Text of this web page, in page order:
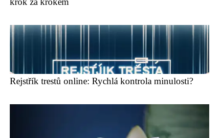
Rejstřík trestů online: Rychlá kontrola minulosti?